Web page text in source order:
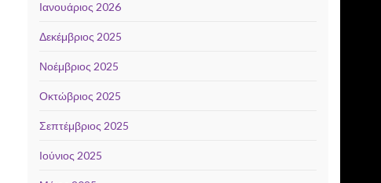
Ιανουάριος 2026
Δεκέμβριος 2025
Νοέμβριος 2025
Οκτώβριος 2025
Σεπτέμβριος 2025
Ιούνιος 2025